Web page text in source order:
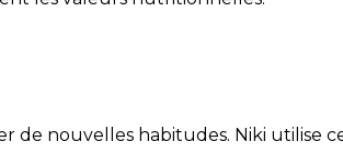
de nouvelles habitudes. Niki utilise